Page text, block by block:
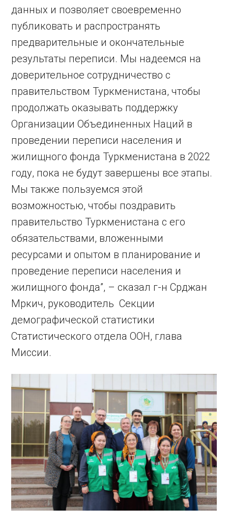
данных и позволяет своевременно
публиковать и распространять
предварительные и окончательные
результаты переписи. Мы надеемся на
доверительное сотрудничество с
правительством Туркменистана, чтобы
продолжать оказывать поддержку
Организации Объединенных Наций в
проведении переписи населения и
жилищного фонда Туркменистана в 2022
году, пока не будут завершены все этапы.
Мы также пользуемся этой
возможностью, чтобы поздравить
правительство Туркменистана с его
обязательствами, вложенными
ресурсами и опытом в планирование и
проведение переписи населения и
жилищного фонда”, – сказал г-н Срджан
Мркич, руководитель Секции
демографической статистики
Статистического отдела ООН, глава
Миссии.